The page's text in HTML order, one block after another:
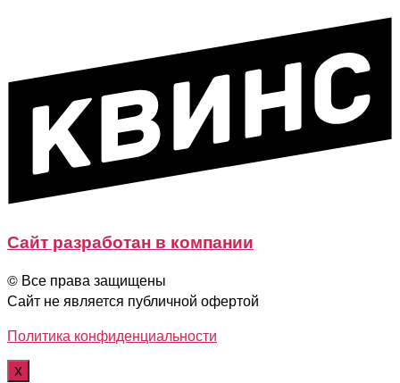
Сайт разработан в компании
© Все права защищены
Сайт не является публичной офертой
Политика конфиденциальности
X